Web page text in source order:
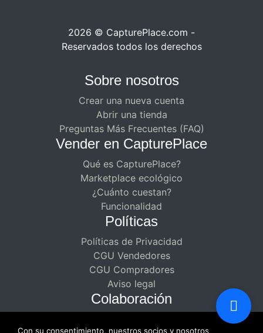
2026 © CapturePlace.com -
Reservados todos los derechos
Sobre nosotros
Crear una nueva cuenta
Abrir una tienda
Preguntas Más Frecuentes (FAQ)
Vender en CapturePlace
Qué es CapturePlace?
Marketplace ecológico
¿Cuánto cuestan?
Funcionalidad
Políticas
Políticas de Privacidad
CGU Vendedores
CGU Compradores
Aviso legal
Colaboración
Con su consentimiento, nuestros socios y nosotros